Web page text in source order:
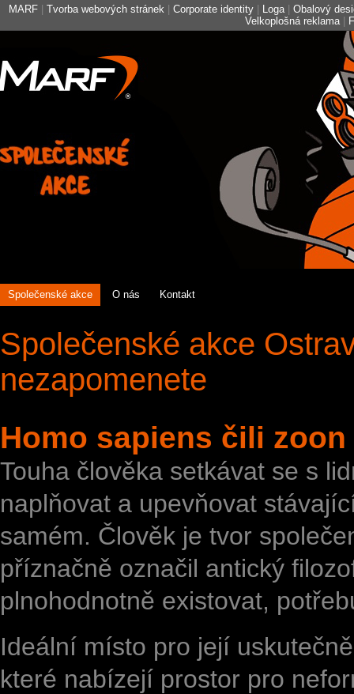
MARF Tvorba webových stránek Corporate identity Loga
Obalový
Velkoplošná reklama|
Společenské akce O nás Kontakt
Společenské akce
nezapomenete
Homo sapiens čili
Touha člověka setkávat se s
naplňovat a upevňovat
samém. Člověk je tvor
příznačně označil antický
plnohodnotně existovat,
Ideální místo pro její
které nabízejí prostor pro